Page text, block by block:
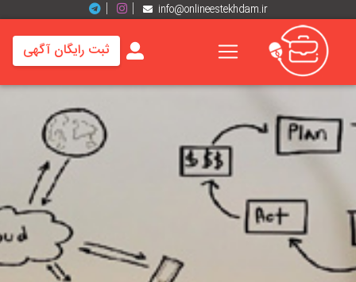
info@onlineestekhdam.ir
خانه
های
شغلی
رزومه
ها
ثبت رایگان آگهی